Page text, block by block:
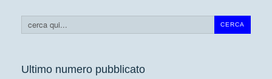
CERCA
Cerca...
Ultimo numero pubblicato